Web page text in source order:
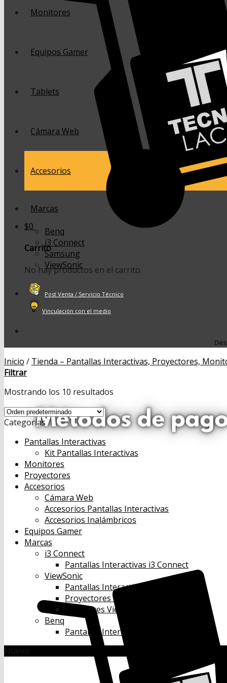
$0
Carrito
No hay productos en el carrito.
Monitores
Equipos Gamer
Tablets
Cámara Web
Accesorios
Marcas
Benq
i3 Connect
Samsung
ViewSonic
Post Venta / Servicio Técnico
Vinculación con el medio
Inicio / Tienda – Pantallas Interactivas, Proyectores,
Filtrar
Mostrando los 10 resultados
Categorías
Pantallas Interactivas
Kit Pantallas Interactivas
Monitores
Proyectores
Accesorios
Cámara Web
Accesorios Pantallas Interactivas
Accesorios Inalámbricos
Equipos Gamer
Marcas
i3 Connect
Pantallas Interactivas i3 Connect
ViewSonic
Pantallas Interactivas Viewsonic
Proyectores Viewsonic
Monitores Viewsonic
Benq
Pantallas Interactivas Benq